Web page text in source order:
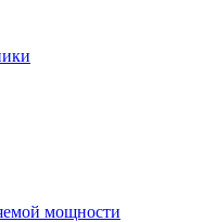
мощности